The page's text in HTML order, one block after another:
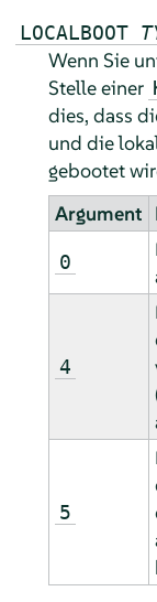
LOCALBOOT
Wenn Sie
Stelle einer
dies, dass
und die
gebootet
Argument
0
4
5